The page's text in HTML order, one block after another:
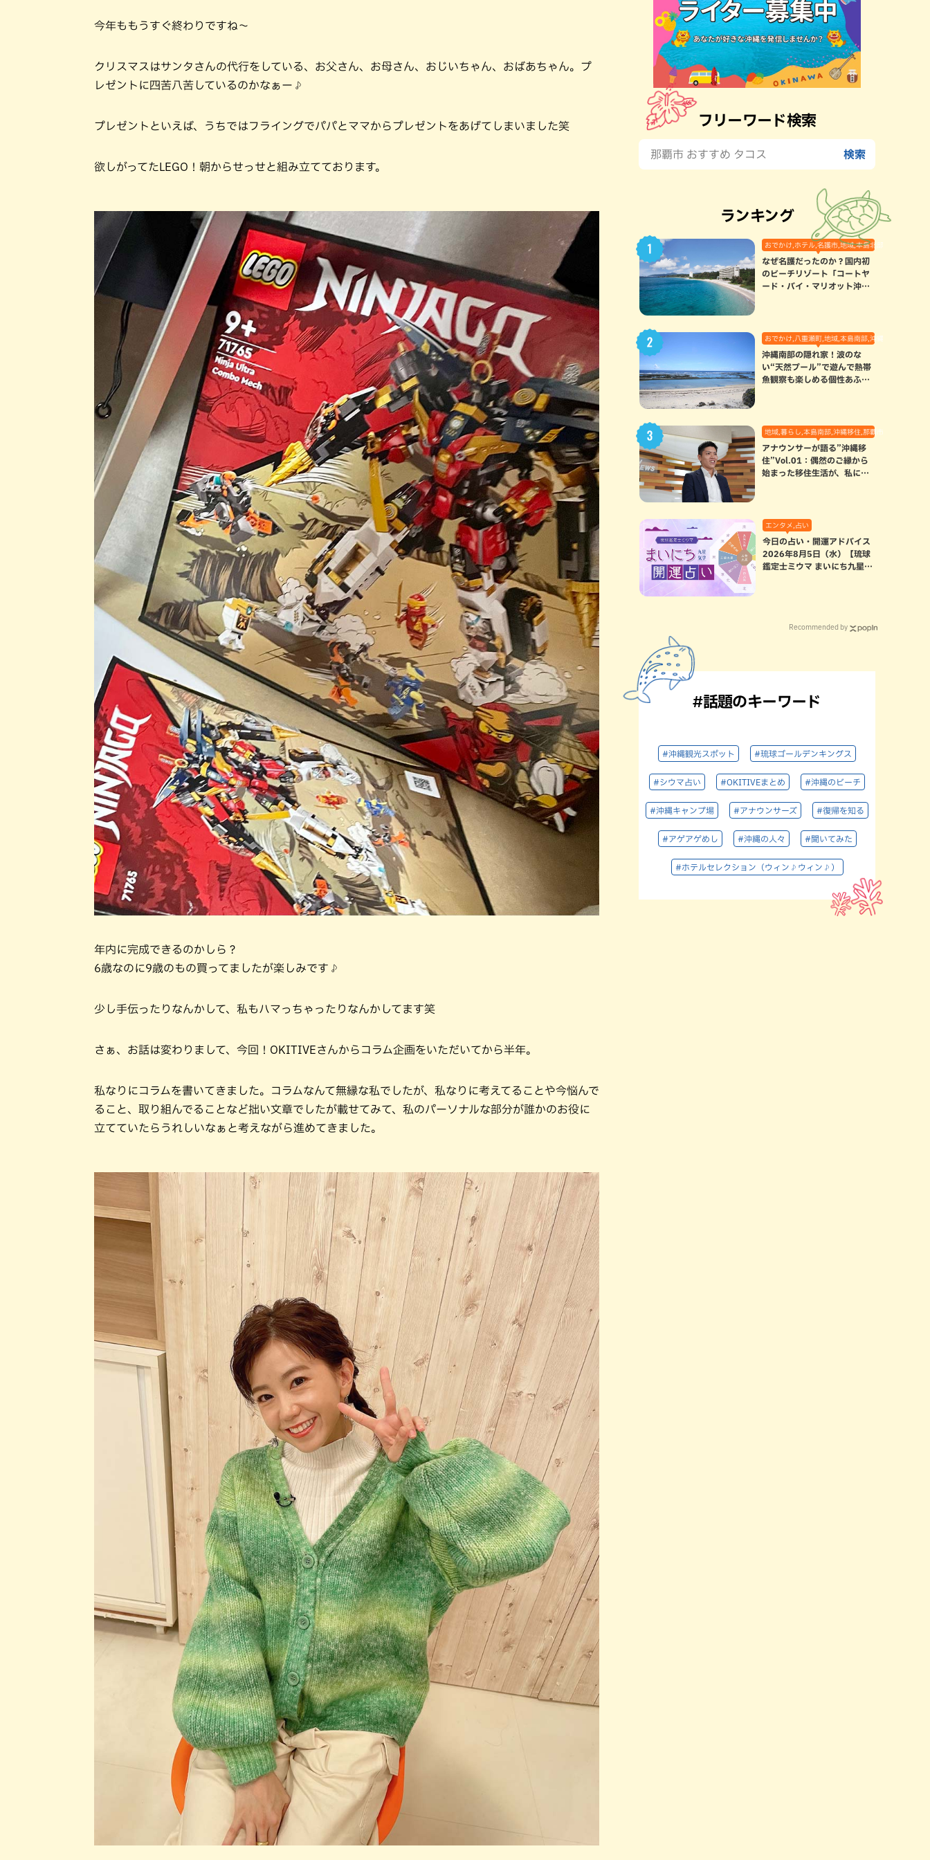
今年ももうすぐ終わりですね〜
クリスマスはサンタさんの代行をしている、お父さん、お母さん、おじいちゃん、おばあちゃん。プ
レゼントに四苦八苦しているのかなぁー♪
プレゼントといえば、うちではフライングでパパとママからプレゼントをあげてしまいました笑
欲しがってたLEGO！朝からせっせと組み立てております。
年内に完成できるのかしら？
6歳なのに9歳のもの買ってましたが楽しみです♪
少し手伝ったりなんかして、私もハマっちゃったりなんかしてます笑
さぁ、お話は変わりまして、今回！OKITIVEさんからコラム企画をいただいてから半年。
私なりにコラムを書いてきました。コラムなんて無縁な私でしたが、私なりに考えてることや今悩んで
ること、取り組んでることなど拙い文章でしたが載せてみて、私のパーソナルな部分が誰かのお役に
立てていたらうれしいなぁと考えながら進めてきました。
フリーワード検索
ランキング
おでかけ,ホテル,名護市,地域,本島北部
なぜ名護だったのか？国内初
のビーチリゾート「コートヤ
ード・バイ・マリオット沖縄
おでかけ,八重瀬町,地域,本島南部,沖縄の海,自然
沖縄南部の隠れ家！波のな
い“天然プール”で遊んで熱帯
魚観察も楽しめる個性あふれ
地域,暮らし,本島南部,沖縄移住,那覇市
アナウンサーが語る”沖縄移
住”Vol.01：偶然のご縁から
始まった移住生活が、私にと
エンタメ,占い
今日の占い・開運アドバイス
2026年8月5日（水）【琉球
鑑定士ミウマ まいにち九星気
Recommended by
#話題のキーワード
#沖縄観光スポット #琉球ゴールデンキングス
#シウマ占い #OKITIVEまとめ #沖縄のビーチ
#沖縄キャンプ場 #アナウンサーズ #復帰を知る
#アゲアゲめし #沖縄の人々 #聞いてみた
#ホテルセレクション（ウィン♪ウィン♪）